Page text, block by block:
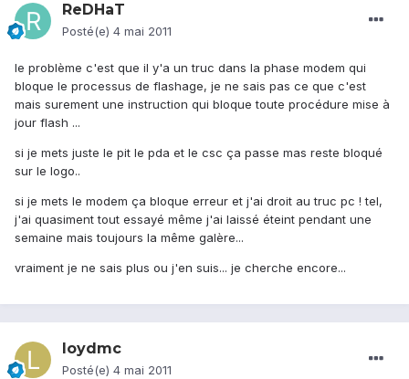
ReDHaT
Posté(e) 4 mai 2011
le problème c'est que il y'a un truc dans la phase modem qui
bloque le processus de flashage, je ne sais pas ce que c'est
mais surement une instruction qui bloque toute procédure mise à
jour flash ...
si je mets juste le pit le pda et le csc ça passe mas reste bloqué
sur le logo..
si je mets le modem ça bloque erreur et j'ai droit au truc pc ! tel,
j'ai quasiment tout essayé même j'ai laissé éteint pendant une
semaine mais toujours la même galère...
vraiment je ne sais plus ou j'en suis... je cherche encore...
loydmc
Posté(e) 4 mai 2011